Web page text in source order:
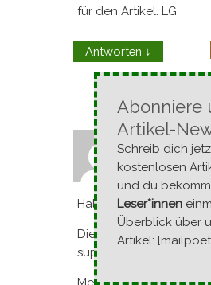
für den Artikel. LG
Antworten ↓
Andrea-
21. Februar
Hallo Lisa, hallo
Die Idee mit den
super :-)
Abonniere
Artikel-
Schreib dich
kostenlosen
und du
Leser*innen
Überblick über
Artikel: